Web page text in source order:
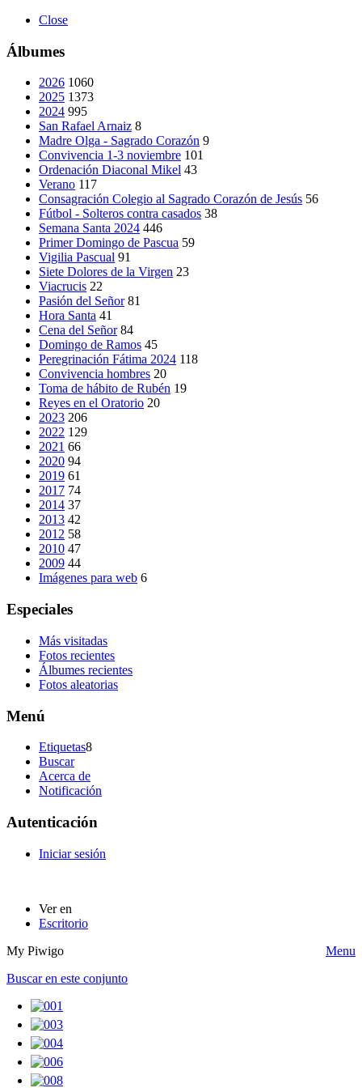
Close
Álbumes
2026 1060
2025 1373
2024 995
San Rafael Arnaiz 8
Madre Olga - Sagrado Corazón 9
Convivencia 1-3 noviembre 101
Ordenación Diaconal Mikel 43
Verano 117
Consagración Colegio al Sagrado Corazón de Jesús 56
Fútbol - Solteros contra casados 38
Semana Santa 2024 446
Primer Domingo de Pascua 59
Vigilia Pascual 91
Siete Dolores de la Virgen 23
Viacrucis 22
Pasión del Señor 81
Hora Santa 41
Cena del Señor 84
Domingo de Ramos 45
Peregrinación Fátima 2024 118
Convivencia hombres 20
Toma de hábito de Rubén 19
Reyes en el Oratorio 20
2023 206
2022 129
2021 66
2020 94
2019 61
2017 74
2014 37
2013 42
2012 58
2010 47
2009 44
Imágenes para web 6
Especiales
Más visitadas
Fotos recientes
Álbumes recientes
Fotos aleatorias
Menú
Etiquetas8
Buscar
Acerca de
Notificación
Autenticación
Iniciar sesión
Ver en
Escritorio
My Piwigo
Menu
Buscar en este conjunto